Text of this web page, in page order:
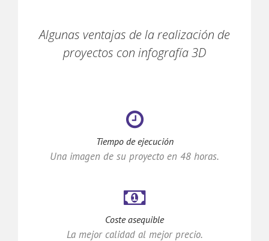
Algunas ventajas de la realización de
proyectos con infografía 3D
Tiempo de ejecución
Una imagen de su proyecto en 48 horas.
Coste asequible
La mejor calidad al mejor precio.